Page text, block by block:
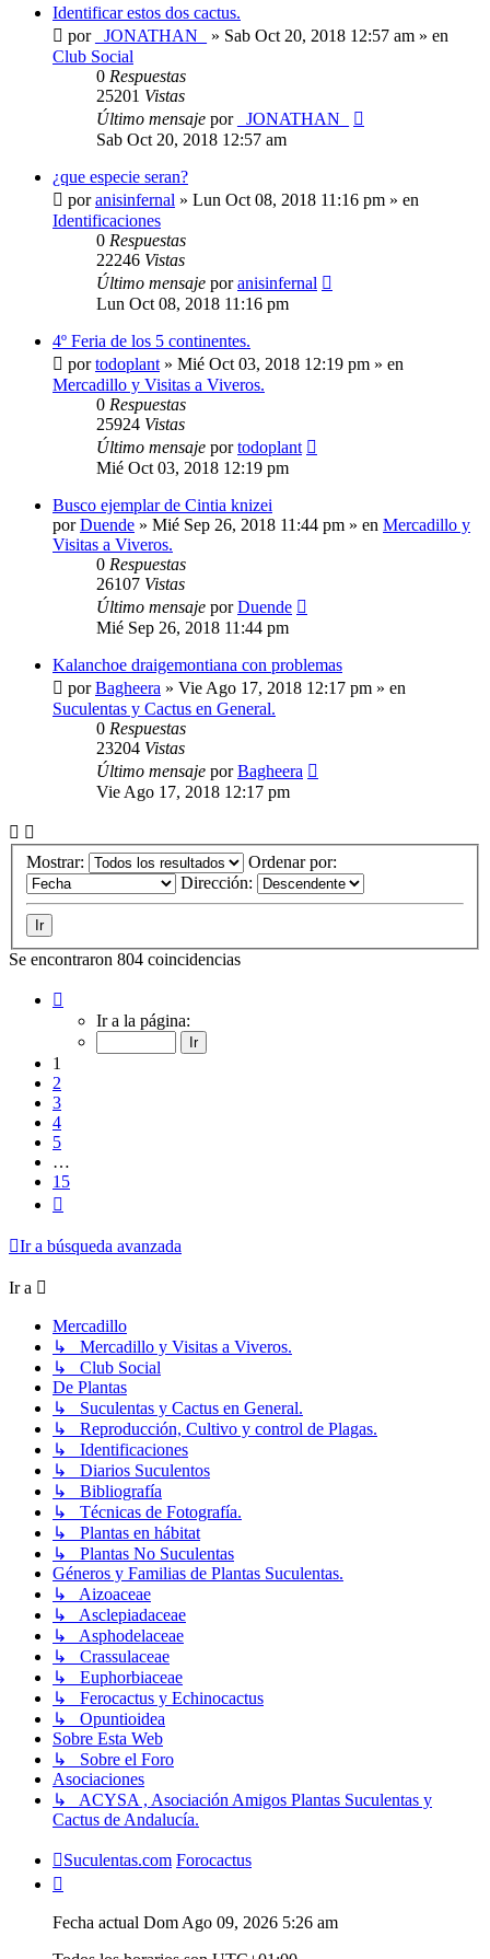
Identificar estos dos cactus.
por
_JONATHAN_ » Sab Oct 20, 2018 12:57 am » en
Club Social
0 Respuestas
25201 Vistas
Último mensaje por
_JONATHAN_
Sab Oct 20, 2018 12:57 am
¿que especie seran?
poranisinfernal » Lun Oct 08, 2018 11:16 pm » en
Identificaciones
0 Respuestas
22246 Vistas
Último mensaje poranisinfernal
Lun Oct 08, 2018 11:16 pm
4º Feria de los 5 continentes.
portodoplant » Mié Oct 03, 2018 12:19 pm » en
Mercadillo y Visitas a Viveros.
0 Respuestas
25924 Vistas
Último mensaje portodoplant
Mié Oct 03, 2018 12:19 pm
Busco ejemplar de Cintia knizei
porDuende » Mié Sep 26, 2018 11:44 pm » en Mercadillo y
Visitas a Viveros.
0 Respuestas
26107 Vistas
Último mensaje porDuende
Mié Sep 26, 2018 11:44 pm
Kalanchoe draigemontiana con problemas
porBagheera » Vie Ago 17, 2018 12:17 pm » en
Suculentas y Cactus en General.
0 Respuestas
23204 Vistas
Último mensaje porBagheera
Vie Ago 17, 2018 12:17 pm
Mostrar:
Ordenar por:
Dirección:
Se encontraron 804 coincidencias
Ir a la página:
1
2
3
4
5
…
15
Ir a búsqueda avanzada
Ir a
Mercadillo
↳ Mercadillo y Visitas a Viveros.
↳ Club Social
De Plantas
↳ Suculentas y Cactus en General.
↳ Reproducción, Cultivo y control de Plagas.
↳ Identificaciones
↳ Diarios Suculentos
↳ Bibliografía
↳ Técnicas de Fotografía.
↳ Plantas en hábitat
↳ Plantas No Suculentas
Géneros y Familias de Plantas Suculentas.
↳ Aizoaceae
↳ Asclepiadaceae
↳ Asphodelaceae
↳ Crassulaceae
↳ Euphorbiaceae
↳ Ferocactus y Echinocactus
↳ Opuntioidea
Sobre Esta Web
↳ Sobre el Foro
Asociaciones
↳ ACYSA , Asociación Amigos Plantas Suculentas y
Cactus de Andalucía.
Suculentas.com Forocactus
Fecha actual Dom Ago 09, 2026 5:26 am